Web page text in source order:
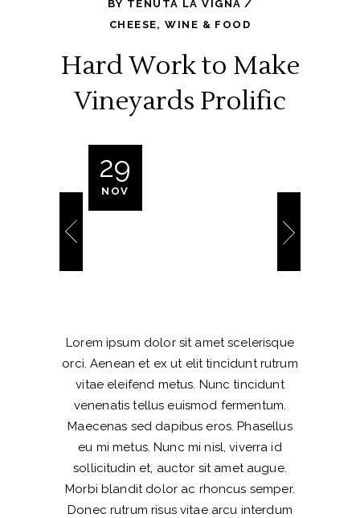
BY TENUTA LA VIGNA
CHEESE,WINE & FOOD
Hard Work to Make
Vineyards Prolific
29
NOV
Lorem ipsum dolor sit amet scelerisque
orci. Aenean et ex ut elit tincidunt rutrum
vitae eleifend metus. Nunc tincidunt
venenatis tellus euismod fermentum.
Maecenas sed dapibus eros. Phasellus
eu mi metus. Nunc mi nisl, viverra id
sollicitudin et, auctor sit amet augue.
Morbi blandit dolor ac rhoncus semper.
Donec rutrum risus vitae arcu interdum